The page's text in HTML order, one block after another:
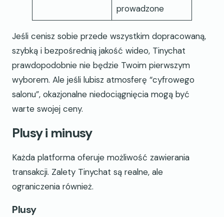
prowadzone
Jeśli cenisz sobie przede wszystkim dopracowaną,
szybką i bezpośrednią jakość wideo, Tinychat
prawdopodobnie nie będzie Twoim pierwszym
wyborem. Ale jeśli lubisz atmosferę “cyfrowego
salonu”, okazjonalne niedociągnięcia mogą być
warte swojej ceny.
Plusy i minusy
Każda platforma oferuje możliwość zawierania
transakcji. Zalety Tinychat są realne, ale
ograniczenia również.
Plusy